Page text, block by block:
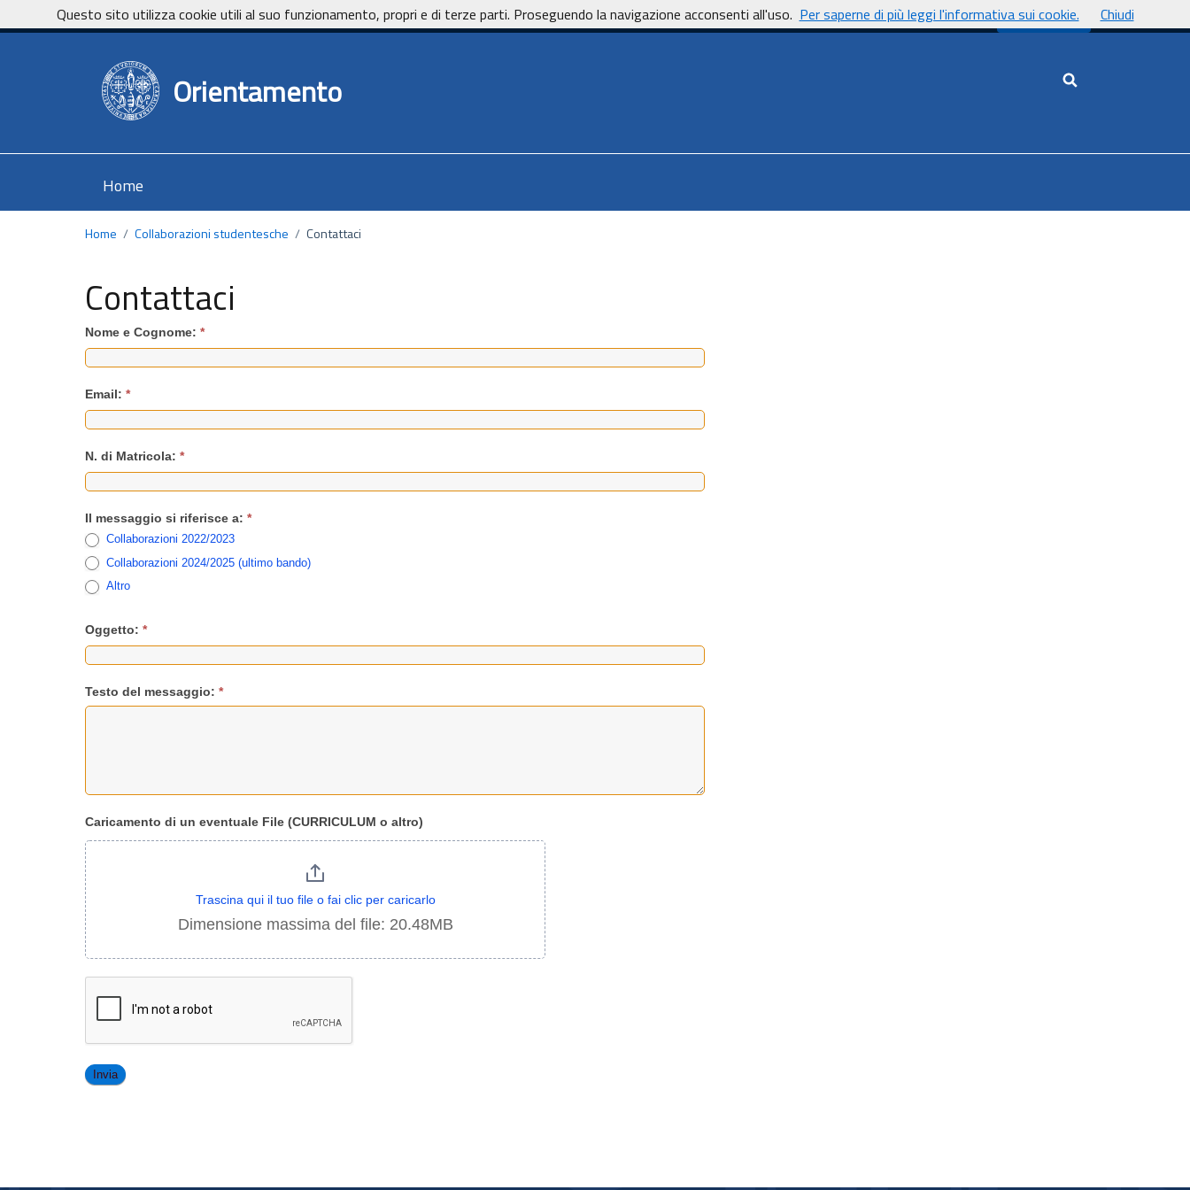
Vai ai contenuti
Vai al footer UnicaNews
Orientamento Cerca nel sito
Home
Home / Collaborazioni studentesche / Contattaci
Contattaci
Nome e Cognome: *
Email: *
N. di Matricola: *
Il messaggio si riferisce a: *
Collaborazioni 2022/2023
Collaborazioni 2024/2025 (ultimo bando)
Altro
Oggetto: *
Testo del messaggio: *
Caricamento di un eventuale File (CURRICULUM o altro)
Trascina qui il tuo file o fai clic per caricarlo
Dimensione massima del file: 20.48MB
Questo sito utilizza cookie utili al suo funzionamento, propri e di terze parti. Proseguendo la navigazione acconsenti all'uso. Per saperne di più leggi l'informativa sui cookie. Chiudi